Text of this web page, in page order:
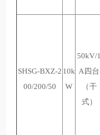
SHSG-BXZ-2
00/200/50
10k
W
50kV/1
A四台
（干
式）